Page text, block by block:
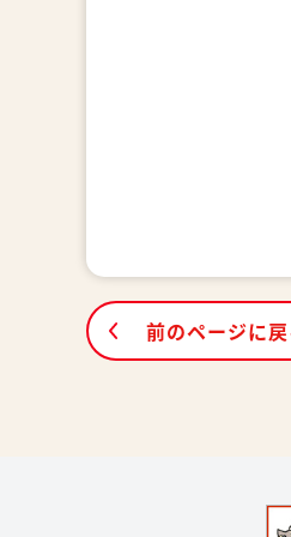
前のページに戻